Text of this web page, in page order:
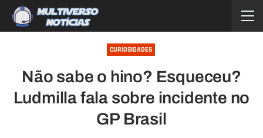
CURIOSIDADES
Não sabe o hino? Esqueceu?
Ludmilla fala sobre incidente no
GP Brasil